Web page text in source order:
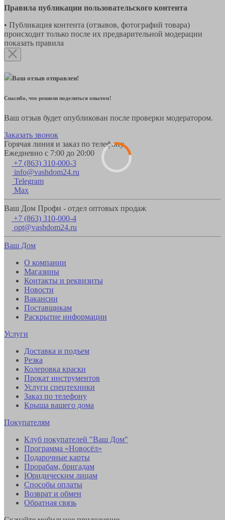
Правила публикации пользовательского контента
• Публикация контента (отзывов, фотографий товара)
происходит только после их предварительной модерации
показать правила
Ваш отзыв отправлен!
Спасибо, что решили поделиться опытом!
Ваш отзыв будет опубликован после проверки модератором.
Заказать звонок
Горячая линия и заказ по телефону
Ежедневно с 7:00 до 20:00
+7 (863) 310-000-3
info@vashdom24.ru
Telegram
Max
Ваш Дом Профи - отдел оптовых продаж
+7 (863) 310-000-4
opt@vashdom24.ru
Ваш Дом
О компании
Магазины
Контакты и реквизиты
Новости
Вакансии
Поставщикам
Раскрытие информации
Услуги
Доставка и подъем
Резка
Колеровка краски
Прокат инструментов
Услуги спецтехники
Заказ по телефону
Крыша вашего дома
Покупателям
Клуб покупателей "Ваш Дом"
Программа «Новосёл»
Подарочные карты
Прорабам, бригадам
Юридическим лицам
Способы оплаты
Возврат и обмен
Обратная связь